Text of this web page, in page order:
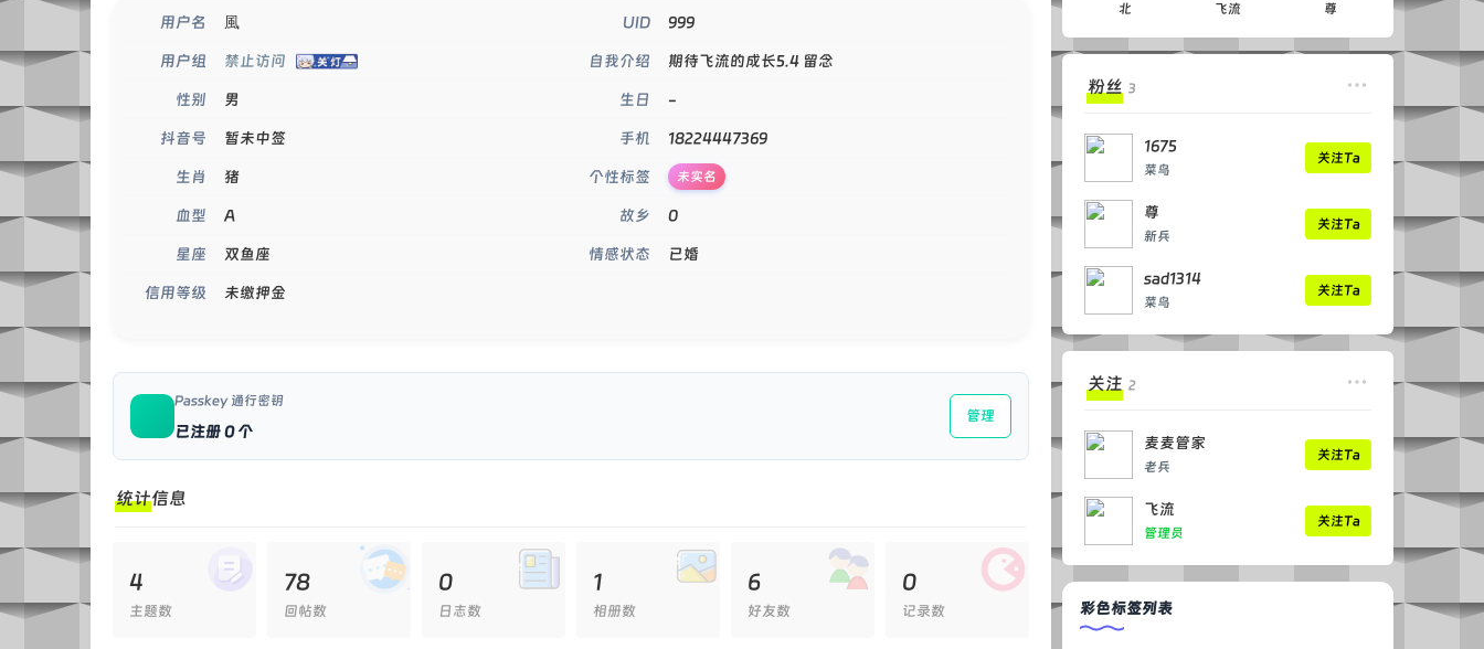
用户名 風 UID 999
用户组 禁止访问 自我介绍 期待飞流的成长5.4 留念
性别 男 生日 -
抖音号 暂未中签 手机 18224447369
生肖 猪 个性标签 未实名
血型 A 故乡 0
星座 双鱼座 情感状态 已婚
信用等级 未缴押金
Passkey 通行密钥
已注册 0 个
管理
统计信息
4
主题数
78
回帖数
0
日志数
1
相册数
6
好友数
0
记录数
北 飞流 尊
粉丝 3
关注Ta
1675
菜鸟
关注Ta
尊
新兵
关注Ta
sad1314
菜鸟
关注 2
关注Ta
麦麦管家
老兵
关注Ta
飞流
管理员
彩色标签列表